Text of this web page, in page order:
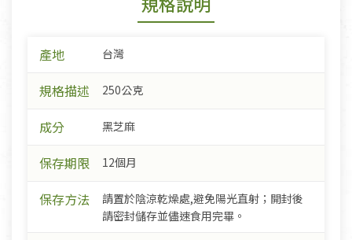
產地 台灣
規格描述 250公克
成分 黑芝麻
保存期限 12個月
保存方法
請置於陰涼乾燥處,避免陽光直射；開封後
請密封儲存並儘速食用完畢。